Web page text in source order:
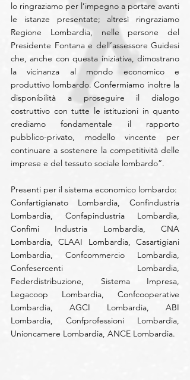
lo ringraziamo per l’impegno a portare avanti
le istanze presentate; altresì ringraziamo
Regione Lombardia, nelle persone del
Presidente Fontana e dell’assessore Guidesi
che, anche con questa iniziativa, dimostrano
la vicinanza al mondo economico e
produttivo lombardo. Confermiamo inoltre la
disponibilità a proseguire il dialogo
costruttivo con tutte le istituzioni in quanto
crediamo fondamentale il rapporto
pubblico-privato, modello vincente per
continuare a sostenere la competitività delle
imprese e del tessuto sociale lombardo”.
Presenti per il sistema economico lombardo:
Confartigianato Lombardia, Confindustria
Lombardia, Confapindustria Lombardia,
Confimi Industria Lombardia, CNA
Lombardia, CLAAI Lombardia, Casartigiani
Lombardia, Confcommercio Lombardia,
Confesercenti Lombardia,
Federdistribuzione, Sistema Impresa,
Legacoop Lombardia, Confcooperative
Lombardia, AGCI Lombardia, ABI
Lombardia, Confprofessioni Lombardia,
Unioncamere Lombardia, ANCE Lombardia.